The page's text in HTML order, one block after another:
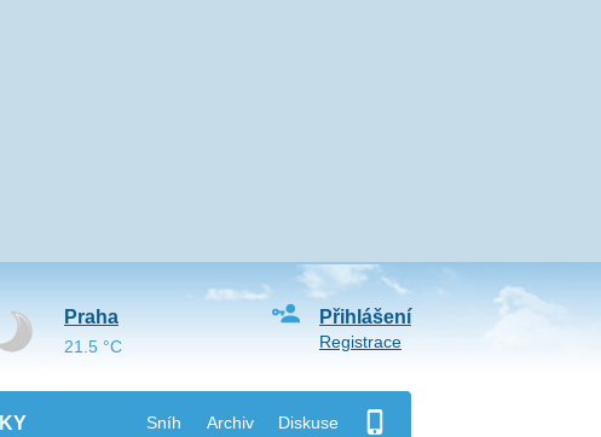
Sníh Archiv Diskuse
Přihlášení
Registrace
Praha
21.5 °C